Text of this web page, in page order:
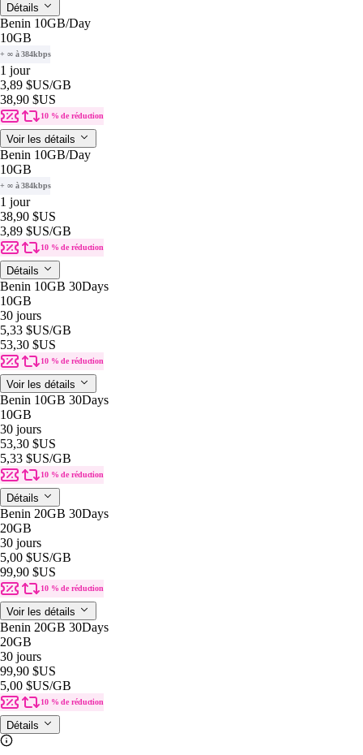
Détails
Benin 10GB/Day
10GB
+ ∞ à 384kbps
1 jour
3,89 $US/GB
38,90 $US
10 % de réduction
Voir les détails
Benin 10GB/Day
10GB
+ ∞ à 384kbps
1 jour
38,90 $US
3,89 $US/GB
10 % de réduction
Détails
Benin 10GB 30Days
10GB
30 jours
5,33 $US/GB
53,30 $US
10 % de réduction
Voir les détails
Benin 10GB 30Days
10GB
30 jours
53,30 $US
5,33 $US/GB
10 % de réduction
Détails
Benin 20GB 30Days
20GB
30 jours
5,00 $US/GB
99,90 $US
10 % de réduction
Voir les détails
Benin 20GB 30Days
20GB
30 jours
99,90 $US
5,00 $US/GB
10 % de réduction
Détails